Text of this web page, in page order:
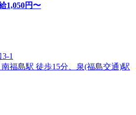
1,050円〜
1
福島駅 徒歩15分、泉(福島交通)駅